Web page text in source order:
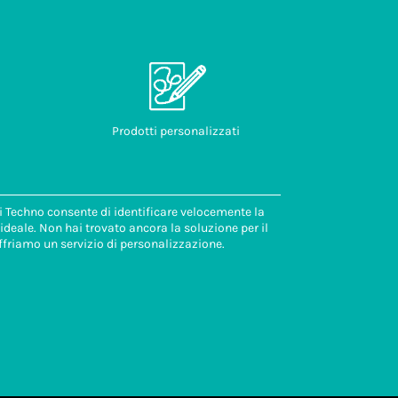
Prodotti personalizzati
consente di identificare velocemente la
Non hai trovato ancora la soluzione per il
un servizio di personalizzazione.